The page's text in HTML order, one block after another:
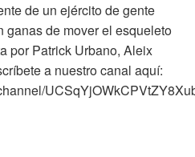
de un ejército de gente
ganas de mover el esqueleto
por Patrick Urbano, Aleix
a nuestro canal aquí: